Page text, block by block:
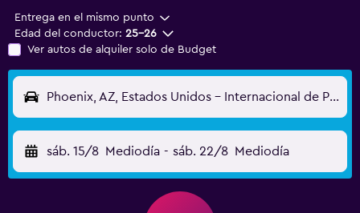
Entrega en el mismo punto
Edad del conductor: 25-26
Ver autos de alquiler solo de Budget
Phoenix, AZ, Estados Unidos - Internacional de Phoenix-Sky Harbor (PHX)
sáb. 15/8 Mediodía - sáb. 22/8 Mediodía